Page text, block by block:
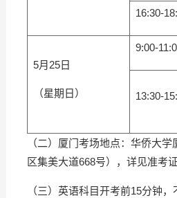
16:30-
5月25日
（星期日）
9:00-
13:30-
（二）厦门考场地点：华侨大
区集美大道668号），详见准考
（三）英语科目开考前15分钟